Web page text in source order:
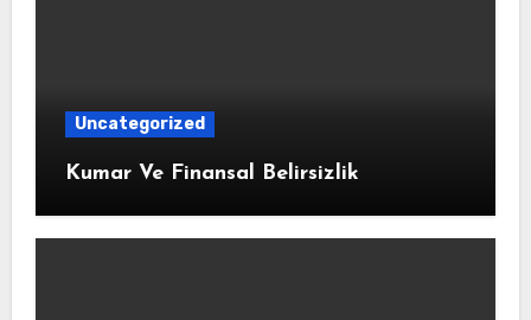
Uncategorized
Kumar Ve Finansal Belirsizlik